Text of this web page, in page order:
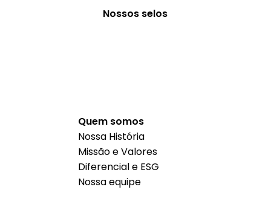
Quem somos
Nossa História
Missão e Valores
Diferencial e ESG
Nossa equipe
Nossos selos